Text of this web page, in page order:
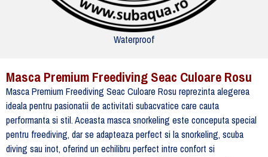
Waterproof
Masca Premium Freediving Seac Culoare Rosu
Masca Premium Freediving Seac Culoare Rosu reprezinta alegerea
ideala pentru pasionatii de activitati subacvatice care cauta
performanta si stil. Aceasta masca snorkeling este conceputa special
pentru freediving, dar se adapteaza perfect si la snorkeling, scuba
diving sau inot, oferind un echilibru perfect intre confort si